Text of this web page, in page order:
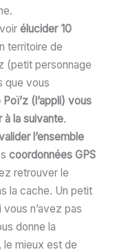
élucider 10
territoire de
(petit personnage
que vous
Poï’z (l’appli) vous
à la suivante.
l’ensemble
coordonnées GPS
retrouver le
la cache. Un petit
n’avez pas
donne la
mieux est de